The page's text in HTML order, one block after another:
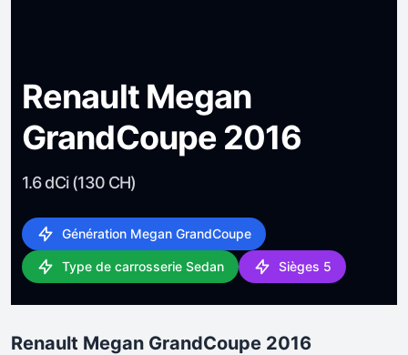
Renault Megan
GrandCoupe 2016
1.6 dCi (130 CH)
Génération Megan GrandCoupe
Type de carrosserie Sedan Sièges 5
Renault Megan GrandCoupe 2016